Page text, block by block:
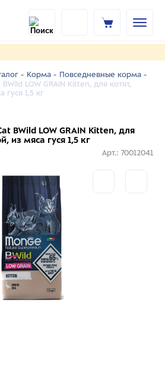
- Корма - Повседневные корма -
LOW GRAIN Kitten, для котят,
гуся 1,5 кг
BWild LOW GRAIN Kitten, для
из мяса гуся 1,5 кг
Арт.: 70012041